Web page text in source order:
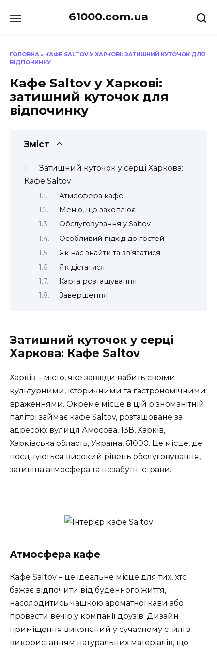
до
61000.com.ua
ГОЛОВНА » КАФЕ SALTOV У ХАРКОВІ: ЗАТИШНИЙ КУТОЧОК ДЛЯ
ВІДПОЧИНКУ
Кафе Saltov у Харкові:
затишний куточок для
відпочинку
Зміст
Затишний куточок у серці Харкова:
Кафе Saltov
Атмосфера кафе
Меню, що захоплює
Обслуговування у Saltov
Особливий підхід до гостей
Як нас знайти та зв’язатися
Як дістатися
Карта розташування
Завершення
Затишний куточок у серці
Харкова: Кафе Saltov
Харків – місто, яке завжди вабить своїми
культурними, історичними та гастрономічними
враженнями. Окреме місце в цій різноманітній
палітрі займає кафе Saltov, розташоване за
адресою: вулиця Амосова, 13В, Харків,
Харківська область, Україна, 61000. Це місце, де
поєднуються високий рівень обслуговування,
затишна атмосфера та незабутні страви.
Атмосфера кафе
Кафе Saltov – це ідеальне місце для тих, хто
бажає відпочити від буденного життя,
насолодитись чашкою ароматної кави або
провести вечір у компанії друзів. Дизайн
приміщення виконаний у сучасному стилі з
використанням натуральних матеріалів, що